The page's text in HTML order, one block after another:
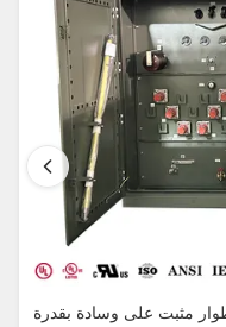
مثبت على وسادة بقدرة